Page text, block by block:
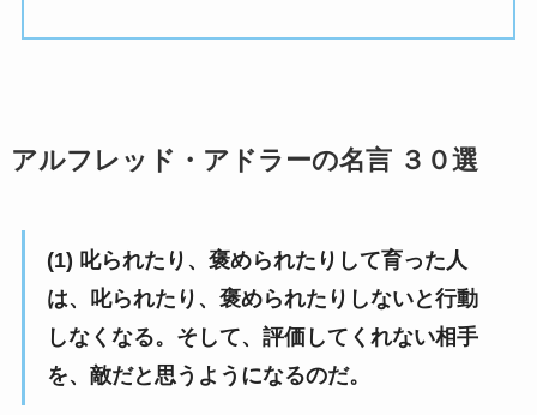
アルフレッド・アドラーの名言 ３０選
(1) 叱られたり、褒められたりして育った人
は、叱られたり、褒められたりしないと行動
しなくなる。そして、評価してくれない相手
を、敵だと思うようになるのだ。